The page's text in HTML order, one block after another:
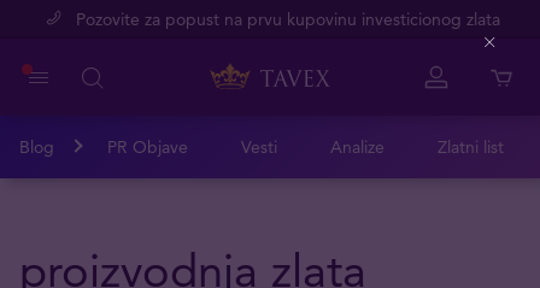
Pozovite za popust na prvu kupovinu investicionog zlata
Blog PR Objave Vesti Analize Zlatni list
proizvodnja zlata
Close